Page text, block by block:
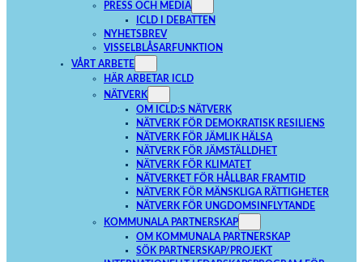
PRESS OCH MEDIA
ICLD I DEBATTEN
NYHETSBREV
VISSELBLÅSARFUNKTION
VÅRT ARBETE
HÄR ARBETAR ICLD
NÄTVERK
OM ICLD:S NÄTVERK
NÄTVERK FÖR DEMOKRATISK RESILIENS
NÄTVERK FÖR JÄMLIK HÄLSA
NÄTVERK FÖR JÄMSTÄLLDHET
NÄTVERK FÖR KLIMATET
NÄTVERKET FÖR HÅLLBAR FRAMTID
NÄTVERK FÖR MÄNSKLIGA RÄTTIGHETER
NÄTVERK FÖR UNGDOMSINFLYTANDE
KOMMUNALA PARTNERSKAP
OM KOMMUNALA PARTNERSKAP
SÖK PARTNERSKAP/PROJEKT